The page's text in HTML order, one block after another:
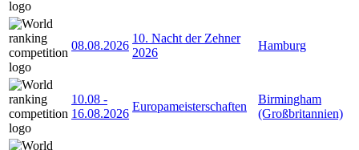
08.08.2026
10. Nacht der Zehner
2026
Hamburg
10.08 -
16.08.2026
Europameisterschaften
Birmingham
(Großbritannien)